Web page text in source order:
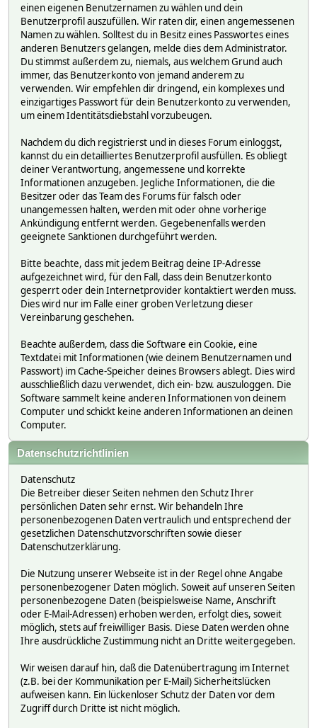
einen eigenen Benutzernamen zu wählen und dein
Benutzerprofil auszufüllen. Wir raten dir, einen angemessenen
Namen zu wählen. Solltest du in Besitz eines Passwortes eines
anderen Benutzers gelangen, melde dies dem Administrator.
Du stimmst außerdem zu, niemals, aus welchem Grund auch
immer, das Benutzerkonto von jemand anderem zu
verwenden. Wir empfehlen dir dringend, ein komplexes und
einzigartiges Passwort für dein Benutzerkonto zu verwenden,
um einem Identitätsdiebstahl vorzubeugen.
Nachdem du dich registrierst und in dieses Forum einloggst,
kannst du ein detailliertes Benutzerprofil ausfüllen. Es obliegt
deiner Verantwortung, angemessene und korrekte
Informationen anzugeben. Jegliche Informationen, die die
Besitzer oder das Team des Forums für falsch oder
unangemessen halten, werden mit oder ohne vorherige
Ankündigung entfernt werden. Gegebenenfalls werden
geeignete Sanktionen durchgeführt werden.
Bitte beachte, dass mit jedem Beitrag deine IP-Adresse
aufgezeichnet wird, für den Fall, dass dein Benutzerkonto
gesperrt oder dein Internetprovider kontaktiert werden muss.
Dies wird nur im Falle einer groben Verletzung dieser
Vereinbarung geschehen.
Beachte außerdem, dass die Software ein Cookie, eine
Textdatei mit Informationen (wie deinem Benutzernamen und
Passwort) im Cache-Speicher deines Browsers ablegt. Dies wird
ausschließlich dazu verwendet, dich ein- bzw. auszuloggen. Die
Software sammelt keine anderen Informationen von deinem
Computer und schickt keine anderen Informationen an deinen
Computer.
Datenschutzrichtlinien
Datenschutz
Die Betreiber dieser Seiten nehmen den Schutz Ihrer
persönlichen Daten sehr ernst. Wir behandeln Ihre
personenbezogenen Daten vertraulich und entsprechend der
gesetzlichen Datenschutzvorschriften sowie dieser
Datenschutzerklärung.
Die Nutzung unserer Webseite ist in der Regel ohne Angabe
personenbezogener Daten möglich. Soweit auf unseren Seiten
personenbezogene Daten (beispielsweise Name, Anschrift
oder E-Mail-Adressen) erhoben werden, erfolgt dies, soweit
möglich, stets auf freiwilliger Basis. Diese Daten werden ohne
Ihre ausdrückliche Zustimmung nicht an Dritte weitergegeben.
Wir weisen darauf hin, daß die Datenübertragung im Internet
(z.B. bei der Kommunikation per E-Mail) Sicherheitslücken
aufweisen kann. Ein lückenloser Schutz der Daten vor dem
Zugriff durch Dritte ist nicht möglich.